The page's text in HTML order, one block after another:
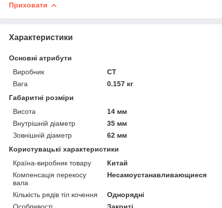
Приховати
Характеристики
Основні атрибути
Виробник
CT
Вага
0.157 кг
Габаритні розміри
Висота
14 мм
Внутрішній діаметр
35 мм
Зовнішній діаметр
62 мм
Користувацькi характеристики
Країна-виробник товару
Китай
Компенсація перекосу
вала
Несамоустанавливающиеся
Кількість рядів тіл кочення
Однорядні
Особливості
Закриті